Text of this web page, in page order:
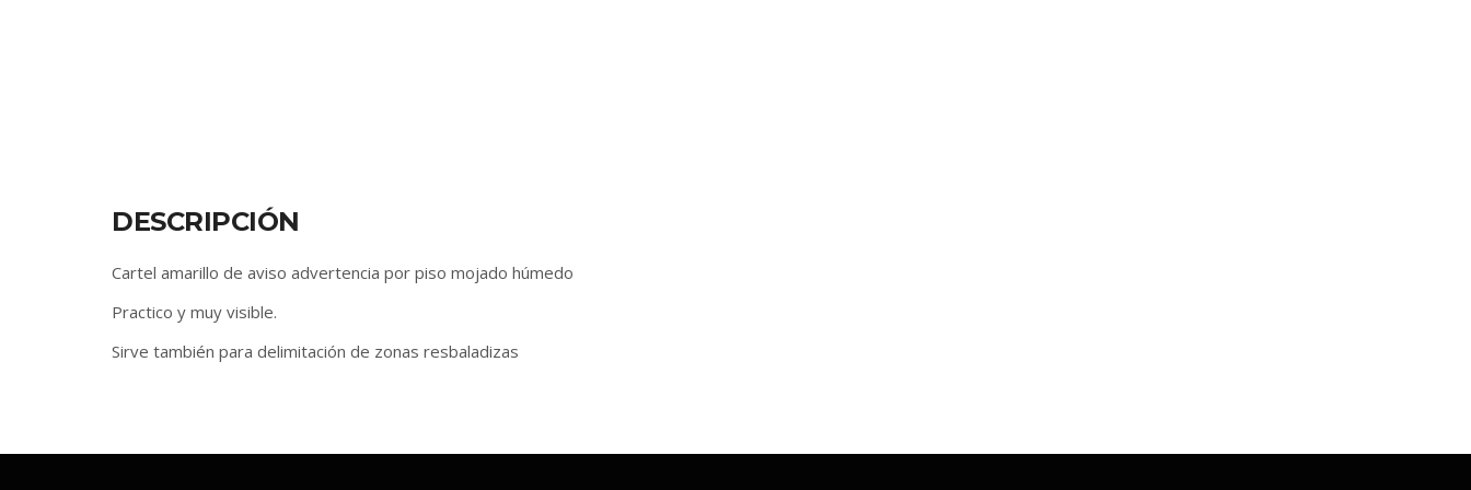
DESCRIPCIÓN
Cartel amarillo de aviso advertencia por piso mojado húmedo
Practico y muy visible.
Sirve también para delimitación de zonas resbaladizas